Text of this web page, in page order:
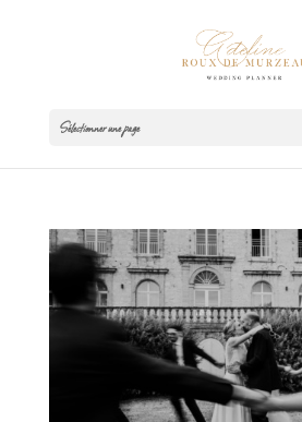
Sélectionner une page